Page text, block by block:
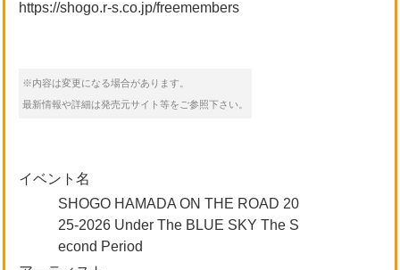
https://shogo.r-s.co.jp/freemembers
※内容は変更になる場合があります。
最新情報や詳細は発売元サイト等をご参照下さい。
イベント名
SHOGO HAMADA ON THE ROAD 20
25-2026 Under The BLUE SKY The S
econd Period